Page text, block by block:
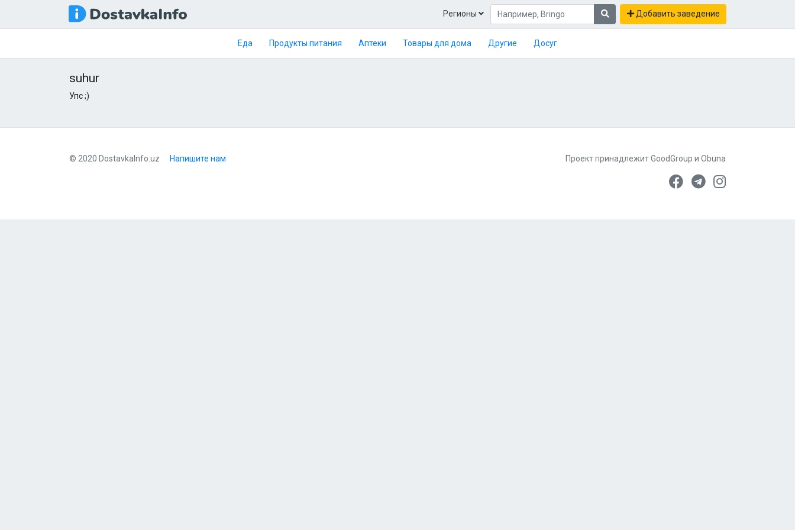
Регионы Добавить заведение
Еда Продукты питания Аптеки Товары для дома Другие Досуг
suhur
Упс ;)
© 2020 DostavkaInfo.uz Напишите нам Проект принадлежитGoodGroup и Obuna